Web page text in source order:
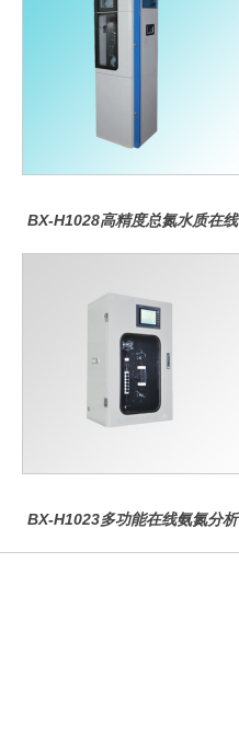
BX-H1028高精度总氮水质在线
BX-H1023多功能在线氨氮分析